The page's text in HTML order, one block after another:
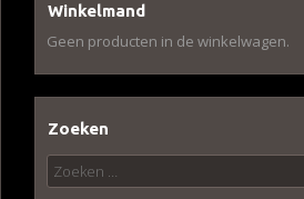
Winkelmand
Geen producten in de winkelwagen.
Zoeken
Zoeken
naar: